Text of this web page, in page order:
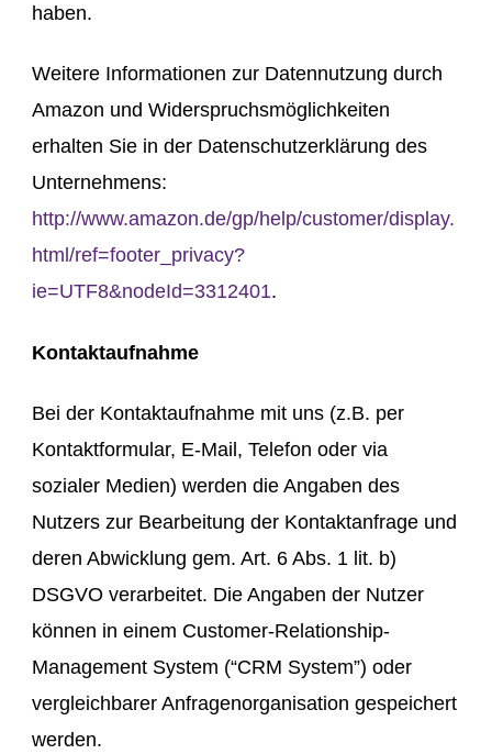
haben.
Weitere Informationen zur Datennutzung durch
Amazon und Widerspruchsmöglichkeiten
erhalten Sie in der Datenschutzerklärung des
Unternehmens:
http://www.amazon.de/gp/help/customer/display.
html/ref=footer_privacy?
ie=UTF8&nodeId=3312401.
Kontaktaufnahme
Bei der Kontaktaufnahme mit uns (z.B. per
Kontaktformular, E-Mail, Telefon oder via
sozialer Medien) werden die Angaben des
Nutzers zur Bearbeitung der Kontaktanfrage und
deren Abwicklung gem. Art. 6 Abs. 1 lit. b)
DSGVO verarbeitet. Die Angaben der Nutzer
können in einem Customer-Relationship-
Management System (“CRM System”) oder
vergleichbarer Anfragenorganisation gespeichert
werden.